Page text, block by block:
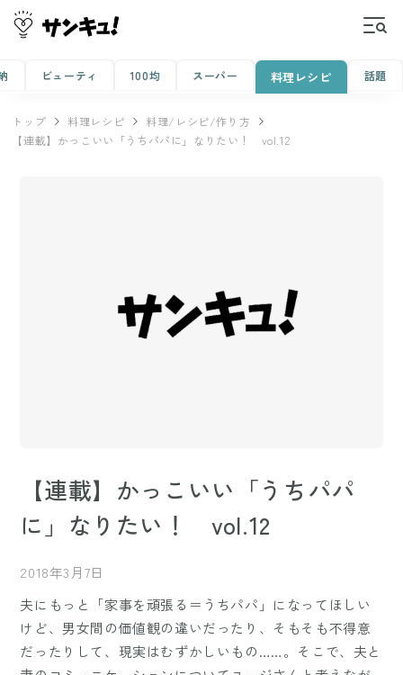
ビューティ 100均 スーパー 料理レシピ 話題
トップ 料理レシピ
料理/レシピ/作り方
【連載】かっこいい「うちパパに」なりたい！ vol.12
【連載】かっこいい「うちパパ
に」なりたい！ vol.12
2018年3月7日
夫にもっと「家事を頑張る＝うちパパ」になってほしい
けど、男女間の価値観の違いだったり、そもそも不得意
だったりして、現実はむずかしいもの……。そこで、夫と